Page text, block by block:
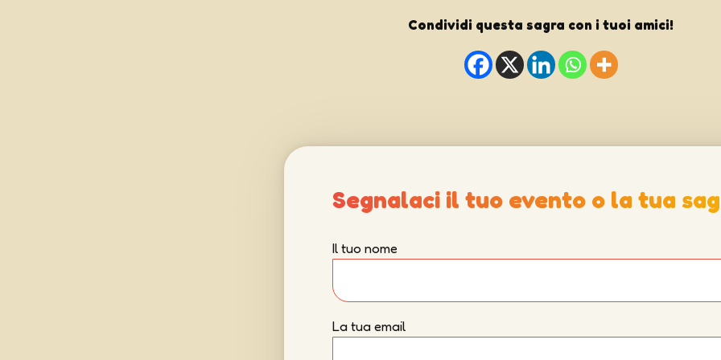
Condividi questa sagra con i tuoi amici!
Segnalaci il tuo evento o la tua
Il tuo nome
La tua email